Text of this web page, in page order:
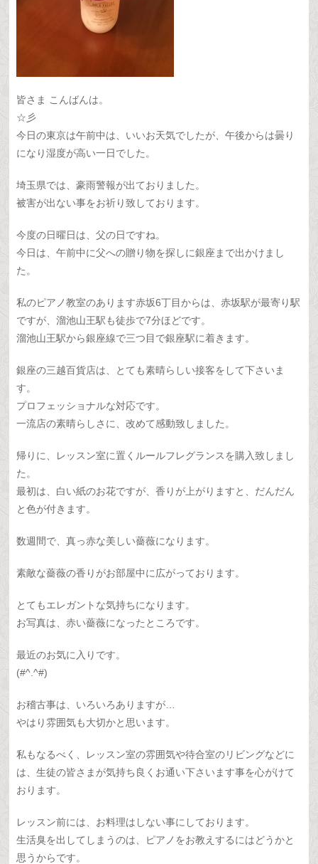
皆さま こんばんは。
☆彡
今日の東京は午前中は、いいお天気でしたが、午後からは曇り
になり湿度が高い一日でした。
埼玉県では、豪雨警報が出ておりました。
被害が出ない事をお祈り致しております。
今度の日曜日は、父の日ですね。
今日は、午前中に父への贈り物を探しに銀座まで出かけまし
た。
私のピアノ教室のあります赤坂6丁目からは、赤坂駅が最寄り駅
ですが、溜池山王駅も徒歩で7分ほどです。
溜池山王駅から銀座線で三つ目で銀座駅に着きます。
銀座の三越百貨店は、とても素晴らしい接客をして下さいま
す。
プロフェッショナルな対応です。
一流店の素晴らしさに、改めて感動致しました。
帰りに、レッスン室に置くルールフレグランスを購入致しまし
た。
最初は、白い紙のお花ですが、香りが上がりますと、だんだん
と色が付きます。
数週間で、真っ赤な美しい薔薇になります。
素敵な薔薇の香りがお部屋中に広がっております。
とてもエレガントな気持ちになります。
お写真は、赤い薔薇になったところです。
最近のお気に入りです。
(#^.^#)
お稽古事は、いろいろありますが…
やはり雰囲気も大切かと思います。
私もなるべく、レッスン室の雰囲気や待合室のリビングなどに
は、生徒の皆さまが気持ち良くお通い下さいます事を心がけて
おります。
レッスン前には、お料理はしない事にしております。
生活臭を出してしまうのは、ピアノをお教えするにはどうかと
思うからです。